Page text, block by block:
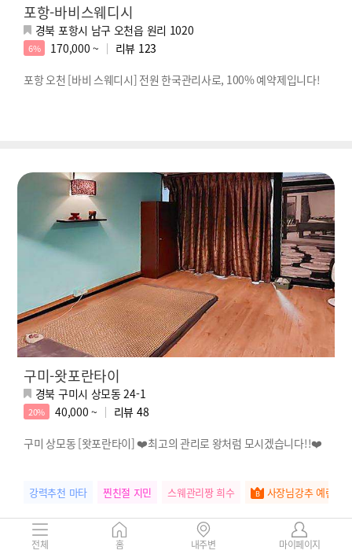
포항-바비스웨디시
경북 포항시 남구 오천읍 원리 1020
6% 170,000 ~ 리뷰 123
포항 오천 [바비 스웨디시] 전원 한국관리사로, 100% 예약제입니다!
구미-왓포란타이
경북 구미시 상모동 24-1
20% 40,000 ~ 리뷰 48
구미 상모동 [왓포란타이] ❤️최고의 관리로 왕처럼 모시겠습니다!!❤️
강력추천 마타 찐친절 지민 스웨관리짱 희수 사장님강추 예린
전체 홈 내주변 마이페이지